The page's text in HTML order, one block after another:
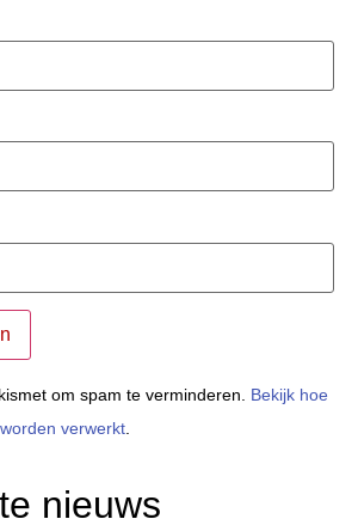
om spam te verminderen. Bekijk hoe
verwerkt
nieuws